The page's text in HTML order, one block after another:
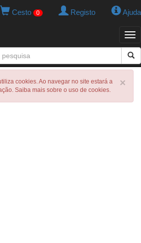
Cesto 0 Registo Ajuda
×
cookies. Ao navegar no site estará a
Saiba mais sobre o uso de cookies.